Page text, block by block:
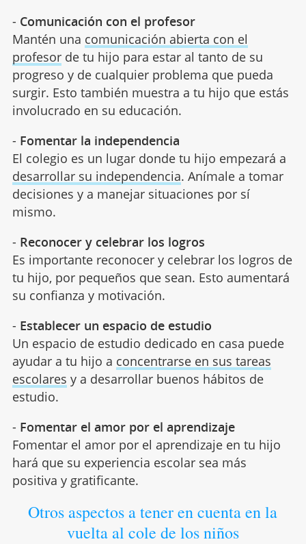
- Comunicación con el profesor
Mantén una comunicación abierta con el
profesorde tu hijo para estar al tanto de su
progreso y de cualquier problema que pueda
surgir. Esto también muestra a tu hijo que estás
involucrado en su educación.
- Fomentar la independencia
El colegio es un lugar donde tu hijo empezará a
desarrollar su independencia. Anímale a tomar
decisiones y a manejar situaciones por sí
mismo.
- Reconocer y celebrar los logros
Es importante reconocer y celebrar los logros de
tu hijo, por pequeños que sean. Esto aumentará
su confianza y motivación.
- Establecer un espacio de estudio
Un espacio de estudio dedicado en casa puede
ayudar a tu hijo a concentrarse en sus tareas
escolares y a desarrollar buenos hábitos de
estudio.
- Fomentar el amor por el aprendizaje
Fomentar el amor por el aprendizaje en tu hijo
hará que su experiencia escolar sea más
positiva y gratificante.
Otros aspectos a tener en cuenta en la
vuelta al cole de los niños